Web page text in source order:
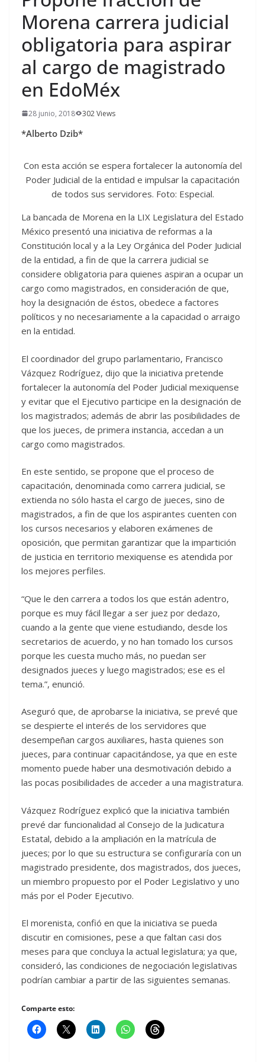
Morena carrera judicial
obligatoria para aspirar
al cargo de magistrado
en EdoMéx
28 junio, 2018 302 Views
*Alberto Dzib*
Con esta acción se espera fortalecer la autonomía del
Poder Judicial de la entidad e impulsar la capacitación
de todos sus servidores. Foto: Especial.
La bancada de Morena en la LIX Legislatura del Estado
México presentó una iniciativa de reformas a la
Constitución local y a la Ley Orgánica del Poder Judicial
de la entidad, a fin de que la carrera judicial se
considere obligatoria para quienes aspiran a ocupar un
cargo como magistrados, en consideración de que,
hoy la designación de éstos, obedece a factores
políticos y no necesariamente a la capacidad o arraigo
en la entidad.
El coordinador del grupo parlamentario, Francisco
Vázquez Rodríguez, dijo que la iniciativa pretende
fortalecer la autonomía del Poder Judicial mexiquense
y evitar que el Ejecutivo participe en la designación de
los magistrados; además de abrir las posibilidades de
que los jueces, de primera instancia, accedan a un
cargo como magistrados.
En este sentido, se propone que el proceso de
capacitación, denominada como carrera judicial, se
extienda no sólo hasta el cargo de jueces, sino de
magistrados, a fin de que los aspirantes cuenten con
los cursos necesarios y elaboren exámenes de
oposición, que permitan garantizar que la impartición
de justicia en territorio mexiquense es atendida por
los mejores perfiles.
“Que le den carrera a todos los que están adentro,
porque es muy fácil llegar a ser juez por dedazo,
cuando a la gente que viene estudiando, desde los
secretarios de acuerdo, y no han tomado los cursos
porque les cuesta mucho más, no puedan ser
designados jueces y luego magistrados; ese es el
tema.”, enunció.
Aseguró que, de aprobarse la iniciativa, se prevé que
se despierte el interés de los servidores que
desempeñan cargos auxiliares, hasta quienes son
jueces, para continuar capacitándose, ya que en este
momento puede haber una desmotivación debido a
las pocas posibilidades de acceder a una magistratura.
Vázquez Rodríguez explicó que la iniciativa también
prevé dar funcionalidad al Consejo de la Judicatura
Estatal, debido a la ampliación en la matrícula de
jueces; por lo que su estructura se configuraría con un
magistrado presidente, dos magistrados, dos jueces,
un miembro propuesto por el Poder Legislativo y uno
más por el Poder Ejecutivo.
El morenista, confió en que la iniciativa se pueda
discutir en comisiones, pese a que faltan casi dos
meses para que concluya la actual legislatura; ya que,
consideró, las condiciones de negociación legislativas
podrían cambiar a partir de las siguientes semanas.
Comparte esto: